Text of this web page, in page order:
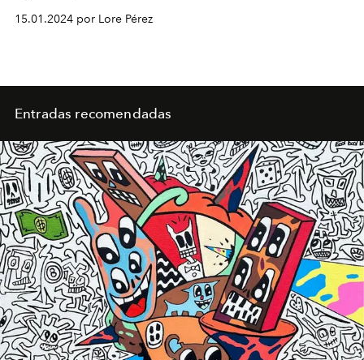
proyectos de Valette Studio, Steven Passaro y Lagos
15.01.2024 por Lore Pérez
Entradas recomendadas